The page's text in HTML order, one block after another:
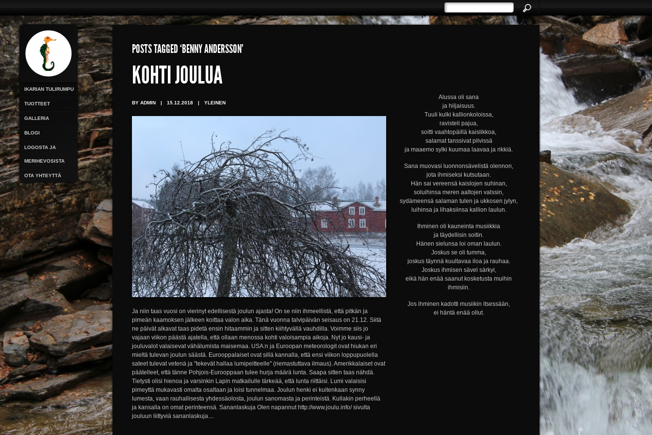
IKARIAN TULIRUMPU
TUOTTEET
GALLERIA
BLOGI
LOGOSTA JA
MERIHEVOSISTA
OTA YHTEYTTÄ
POSTS TAGGED ‘BENNY ANDERSSON’
Alussa oli sana
ja hiljaisuus.
Tuuli kulki kallionkoloissa,
ravisteli pajua,
soitti vaahtopäillä kaislikkoa,
salamat tanssivat pilvissä
ja maaemo sylki kuumaa laavaa ja rikkiä.
Sana muovasi luonnonsävelistä olennon,
jota ihmiseksi kutsutaan.
Hän sai vereensä kaislojen suhinan,
soluihinsa meren aaltojen valssin,
sydämeensä salaman tulen ja ukkosen jylyn,
luihinsa ja lihaksiinsa kallion laulun.
Ihminen oli kauneinta musiikkia
ja täydellisin soitin.
Hänen sielunsa loi oman laulun.
Joskus se oli tumma,
joskus täynnä kuultavaa iloa ja rauhaa.
Joskus ihmisen sävel särkyi,
eikä hän enää saanut kosketusta muihin
ihmisiin.
Jos ihminen kadotti musiikin itsessään,
ei häntä enää ollut.
KOHTI JOULUA
BY ADMIN | 15.12.2018 | YLEINEN
Ja niin taas vuosi on vierinyt edellisestä joulun ajasta! On se niin ihmeellistä, että pitkän ja
pimeän kaamoksen jälkeen koittaa valon aika. Tänä vuonna talvipäivän seisaus on 21.12. Siitä
ne päivät alkavat taas pidetä ensin hitaammin ja sitten kiihtyvällä vauhdilla. Voimme siis jo
vajaan viikon päästä ajatella, että ollaan menossa kohti valoisampia aikoja. Nyt jo kausi- ja
jouluvalot valaisevat vähälumista maisemaa. USA:n ja Euroopan meteorologit ovat hiukan eri
mieltä tulevan joulun säästä. Eurooppalaiset ovat sillä kannalla, että ensi viikon loppupuolella
sateet tulevat vetenä ja "tekevät hallaa lumipeitteelle" (riemastuttava ilmaus). Amerikkalaiset ovat
päätelleet, että tänne Pohjois-Eurooppaan tulee hurja määrä lunta. Saapa sitten taas nähdä.
Tietysti olisi hienoa ja varsinkin Lapin matkailulle tärkeää, että lunta riittäisi. Lumi valaisisi
pimeyttä mukavasti omalta osaltaan ja loisi tunnelmaa. Joulun henki ei kuitenkaan synny
lumesta, vaan rauhallisesta yhdessäolosta, joulun sanomasta ja perinteistä. Kullakin perheellä
ja kansalla on omat perinteensä. Sananlaskuja Olen napannut http://www.joulu.info/ sivulta
jouluun liittyviä sananlaskuja....